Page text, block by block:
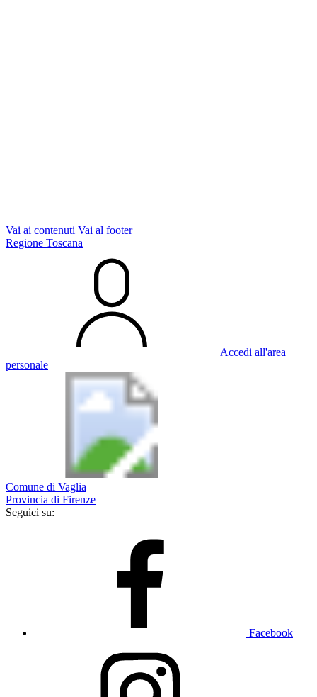
Vai ai contenuti Vai al footer
Regione Toscana
Accedi all'area
personale
Comune di Vaglia
Provincia di Firenze
Seguici su:
Facebook